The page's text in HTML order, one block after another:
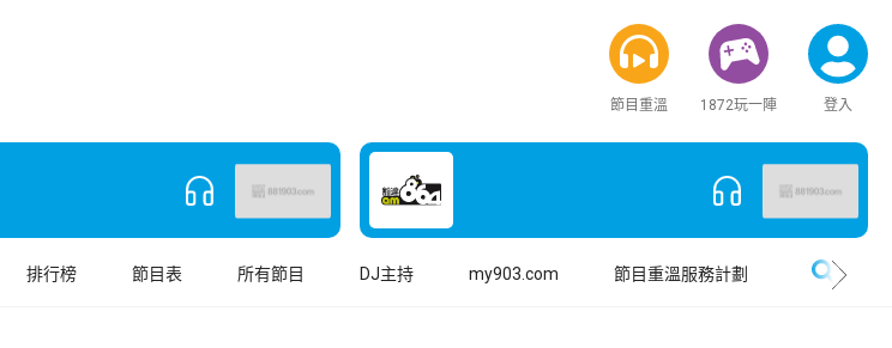
節目重溫 1872玩一陣 登入
排行榜 節目表 所有節目 DJ主持 my903.com 節目重溫服務計劃